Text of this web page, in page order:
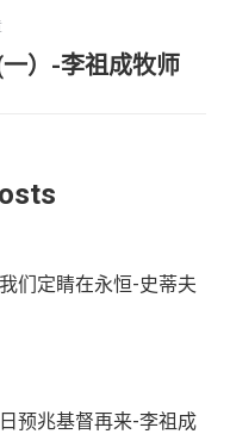
）-李祖成牧师
们定睛在永恒-史蒂夫
预兆基督再来-李祖成